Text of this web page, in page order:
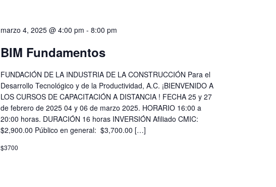
marzo 4, 2025 @ 4:00 pm -8:00 pm
BIM Fundamentos
FUNDACIÓN DE LA INDUSTRIA DE LA CONSTRUCCIÓN Para el
Desarrollo Tecnológico y de la Productividad, A.C. ¡BIENVENIDO A
LOS CURSOS DE CAPACITACIÓN A DISTANCIA ! FECHA 25 y 27
de febrero de 2025 04 y 06 de marzo 2025. HORARIO 16:00 a
20:00 horas. DURACIÓN 16 horas INVERSIÓN Afiliado CMIC:
$2,900.00 Público en general: $3,700.00 […]
$3700